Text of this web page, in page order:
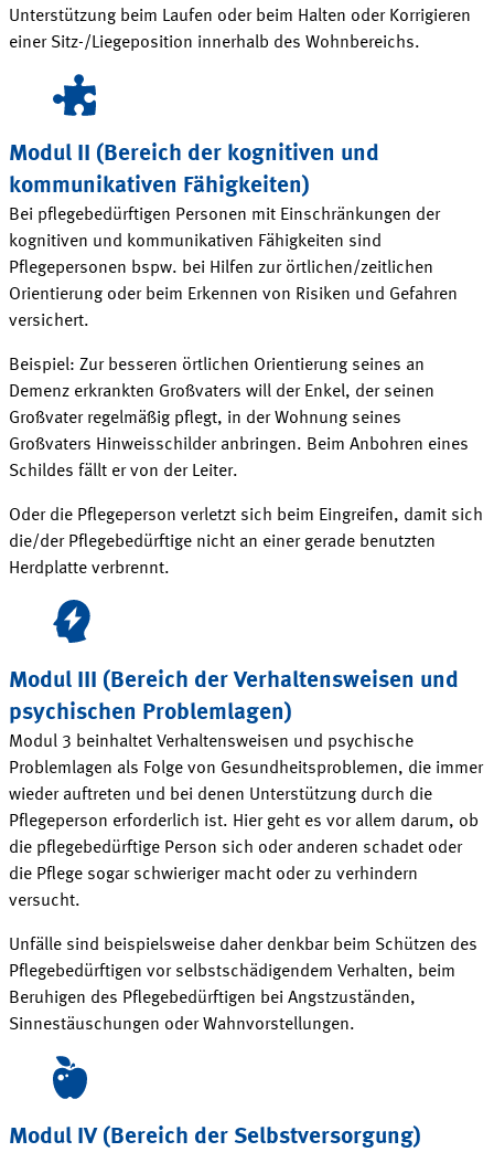
Unterstützung beim Laufen oder beim Halten oder Korrigieren
einer Sitz-/Liegeposition innerhalb des Wohnbereichs.
Modul II (Bereich der kognitiven und
kommunikativen Fähigkeiten)
Bei pflegebedürftigen Personen mit Einschränkungen der
kognitiven und kommunikativen Fähigkeiten sind
Pflegepersonen bspw. bei Hilfen zur örtlichen/zeitlichen
Orientierung oder beim Erkennen von Risiken und Gefahren
versichert.
Beispiel: Zur besseren örtlichen Orientierung seines an
Demenz erkrankten Großvaters will der Enkel, der seinen
Großvater regelmäßig pflegt, in der Wohnung seines
Großvaters Hinweisschilder anbringen. Beim Anbohren eines
Schildes fällt er von der Leiter.
Oder die Pflegeperson verletzt sich beim Eingreifen, damit sich
die/der Pflegebedürftige nicht an einer gerade benutzten
Herdplatte verbrennt.
Modul III (Bereich der Verhaltensweisen und
psychischen Problemlagen)
Modul 3 beinhaltet Verhaltensweisen und psychische
Problemlagen als Folge von Gesundheitsproblemen, die immer
wieder auftreten und bei denen Unterstützung durch die
Pflegeperson erforderlich ist. Hier geht es vor allem darum, ob
die pflegebedürftige Person sich oder anderen schadet oder
die Pflege sogar schwieriger macht oder zu verhindern
versucht.
Unfälle sind beispielsweise daher denkbar beim Schützen des
Pflegebedürftigen vor selbstschädigendem Verhalten, beim
Beruhigen des Pflegebedürftigen bei Angstzuständen,
Sinnestäuschungen oderWahnvorstellungen.
Modul IV (Bereich der Selbstversorgung)